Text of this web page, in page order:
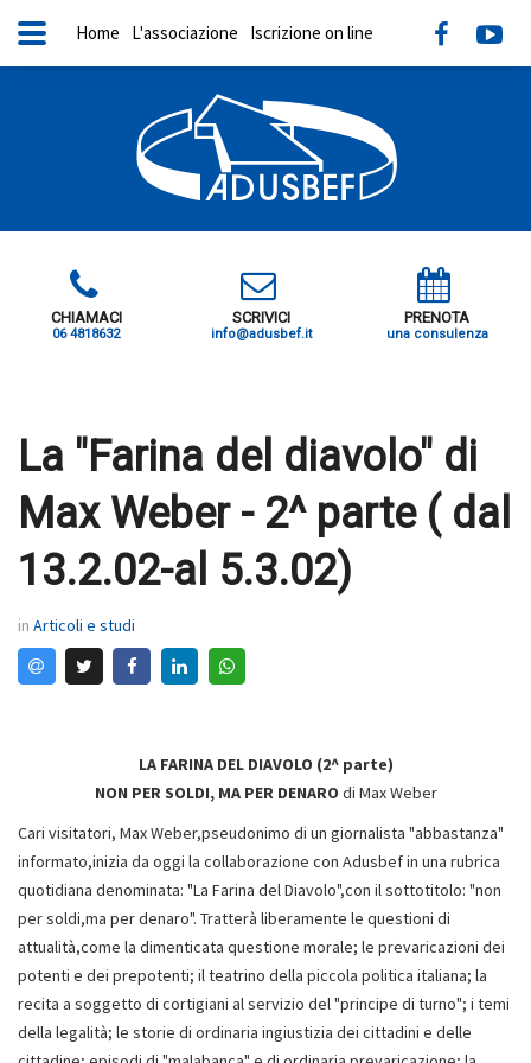
CHIAMACI
06 4818632
SCRIVICI
info@adusbef.it
PRENOTA
una consulenza
Home L'associazione Iscrizione on line
La "Farina del diavolo" di
Max Weber - 2^ parte ( dal
13.2.02-al 5.3.02)
in Articoli e studi
LA FARINA DEL DIAVOLO (2^ parte)
NON PER SOLDI, MA PER DENARO di Max Weber
Cari visitatori, Max Weber,pseudonimo di un giornalista "abbastanza"
informato,inizia da oggi la collaborazione con Adusbef in una rubrica
quotidiana denominata: "La Farina del Diavolo",con il sottotitolo: "non
per soldi,ma per denaro". Tratterà liberamente le questioni di
attualità,come la dimenticata questione morale; le prevaricazioni dei
potenti e dei prepotenti; il teatrino della piccola politica italiana; la
recita a soggetto di cortigiani al servizio del "principe di turno"; i temi
della legalità; le storie di ordinaria ingiustizia dei cittadini e delle